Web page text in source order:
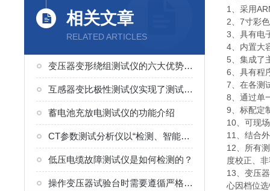
相关文章
RELATED ARTICLES
变压器变形绕组测试仪的六大优势分析
互感器变比极性测试仪实现了测试的集成化与简便性
蓄电池充放电测试仪的功能介绍
CT参数测试分析仪以“检测、智能便捷”为核心
低压电缆故障测试仪是如何检测的？
操作变压器试验台时需要遵循严格的安全规程
1、采用
2、7寸彩
3、具有电
4、内置大
5、集成了
6、具有程
7、在各测
8、通过单
9、标配定
10、可现
11、结合
12、所有
度校正、
13、变压
心因档位